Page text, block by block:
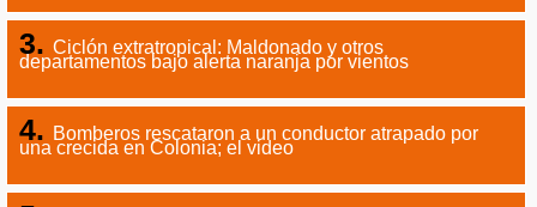
Ciclón extratropical: Maldonado y otros
departamentos bajo alerta naranja por vientos
Bomberos rescataron a un conductor atrapado por
una crecida en Colonia; el video